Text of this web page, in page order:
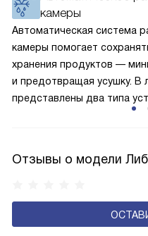
по охладительному
лучше работает «мотор»
и быстрее происходит
меньше электроэнергии.
камеры
Автоматическая система
камеры помогает
хранения продуктов —
и предотвращая усушку. В
представлены два типа
с панелью, выполняющей
эксплуатацию и чаще
свежести BioFresh 0°C.
Отзывы о модели